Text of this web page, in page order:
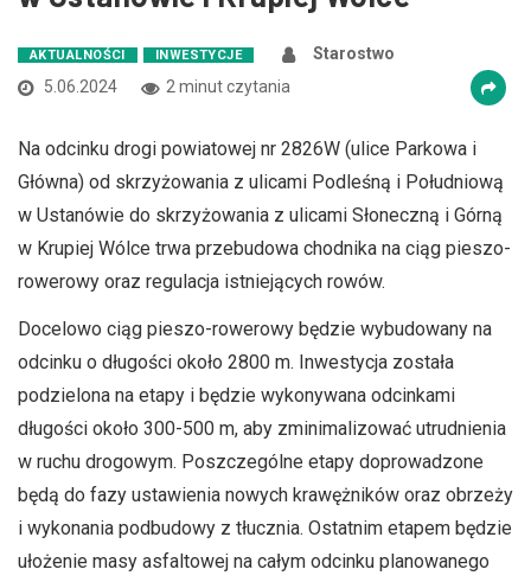
AKTUALNOŚCI INWESTYCJE
Starostwo
5.06.2024
2 minut czytania
Na odcinku drogi powiatowej nr 2826W (ulice Parkowa i
Główna) od skrzyżowania z ulicami Podleśną i Południową
w Ustanówie do skrzyżowania z ulicami Słoneczną i Górną
w Krupiej Wólce trwa przebudowa chodnika na ciąg pieszo-
rowerowy oraz regulacja istniejących rowów.
Docelowo ciąg pieszo-rowerowy będzie wybudowany na
odcinku o długości około 2800 m. Inwestycja została
podzielona na etapy i będzie wykonywana odcinkami
długości około 300-500 m, aby zminimalizować utrudnienia
w ruchu drogowym. Poszczególne etapy doprowadzone
będą do fazy ustawienia nowych krawężników oraz obrzeży
i wykonania podbudowy z tłucznia. Ostatnim etapem będzie
ułożenie masy asfaltowej na całym odcinku planowanego